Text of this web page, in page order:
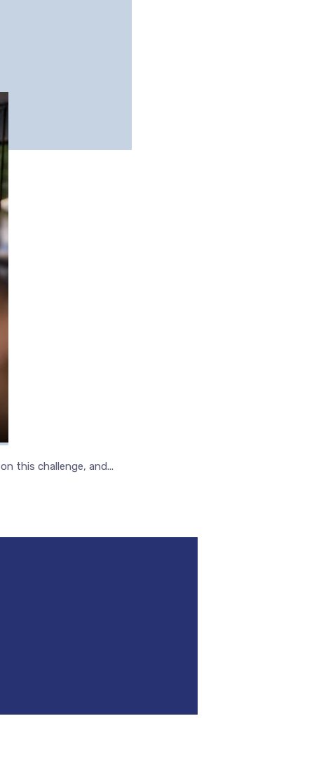
this challenge, and...